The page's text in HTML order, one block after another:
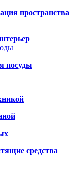
пространства
посуды
средства